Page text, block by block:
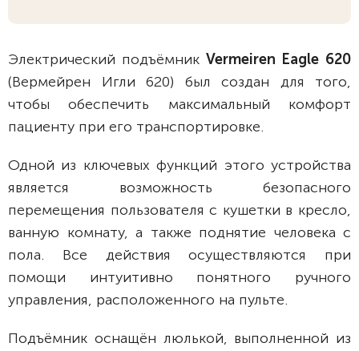
Электрический подъёмник Vermeiren Eagle 620
(Вермейрен Игли 620) был создан для того,
чтобы обеспечить максимальный комфорт
пациенту при его транспортировке.
Одной из ключевых функций этого устройства
является возможность безопасного
перемещения пользователя с кушетки в кресло,
ванную комнату, а также поднятие человека с
пола. Все действия осуществляются при
помощи интуитивно понятного ручного
управления, расположенного на пульте.
Подъёмник оснащён люлькой, выполненной из